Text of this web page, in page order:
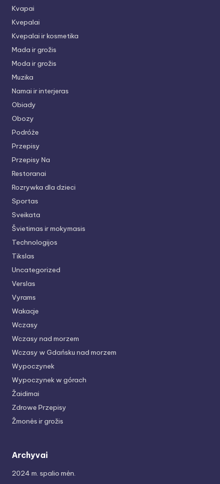
Kvapai
Kvepalai
Kvepalai ir kosmetika
Mada ir grožis
Moda ir grožis
Muzika
Namai ir interjeras
Obiady
Obozy
Podróże
Przepisy
Przepisy Na
Restoranai
Rozrywka dla dzieci
Sportas
Sveikata
Švietimas ir mokymasis
Technologijos
Tikslas
Uncategorized
Verslas
Vyrams
Wakacje
Wczasy
Wczasy nad morzem
Wczasy w Gdańsku nad morzem
Wypoczynek
Wypoczynek w górach
Žaidimai
Zdrowe Przepisy
Žmonės ir grožis
Archyvai
2024 m. spalio mėn.